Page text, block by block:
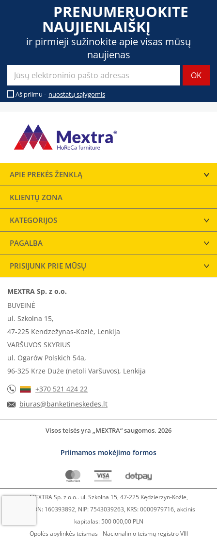
PRENUMERUOKITE
NAUJIENLAIŠKĮ
ir pirmieji sužinokite apie visas mūsų
naujienas
Aš priimu - nuostatų sąlygomis
APIE PREKĖS ŽENKLĄ
KLIENTŲ ZONA
KATEGORIJOS
PAGALBA
PRISIJUNK PRIE MŪSŲ
MEXTRA Sp. z o.o.
BUVEINĖ
ul. Szkolna 15,
47-225 Kendzežynas-Kozlė, Lenkija
VARŠUVOS SKYRIUS
ul. Ogarów Polskich 54a,
96-325 Krze Duże (netoli Varšuvos), Lenkija
+370 521 424 22
biuras@banketineskedes.lt
Visos teisės yra „MEXTRA“ saugomos. 2026
Priimamos mokėjimo formos
MEXTRA Sp. z o.o.. ul. Szkolna 15, 47-225 Kędzierzyn-Koźle,
REGON: 160393892, NIP: 7543039263, KRS: 0000979716, akcinis
kapitalas: 500 000,00 PLN
Opolės apylinkės teismas - Nacionalinio teismų registro VIII